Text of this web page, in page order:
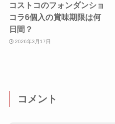
コストコのフォンダンショ
コラ6個入の賞味期限は何
日間？
2026年3月17日
コメント